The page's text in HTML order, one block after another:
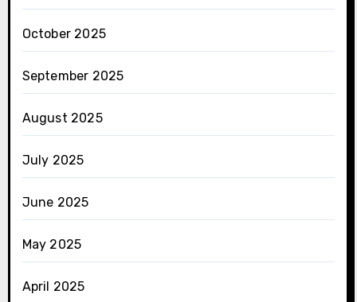
October 2025
September 2025
August 2025
July 2025
June 2025
May 2025
April 2025